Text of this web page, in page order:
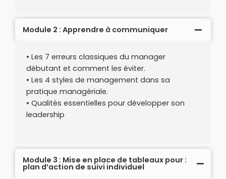
Module 2 : Apprendre à communiquer
• Les 7 erreurs classiques du manager
débutant et comment les éviter.
• Les 4 styles de management dans sa
pratique managériale.
• Qualités essentielles pour développer son
leadership
Module 3 : Mise en place de tableaux pour :
plan d’action de suivi individuel